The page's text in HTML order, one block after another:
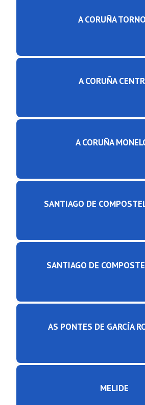
A CORUÑA
A CORUÑA
A CORUÑA
SANTIAGO DE
SANTIAGO DE
AS PONTES DE GARCÍA
MELIDE